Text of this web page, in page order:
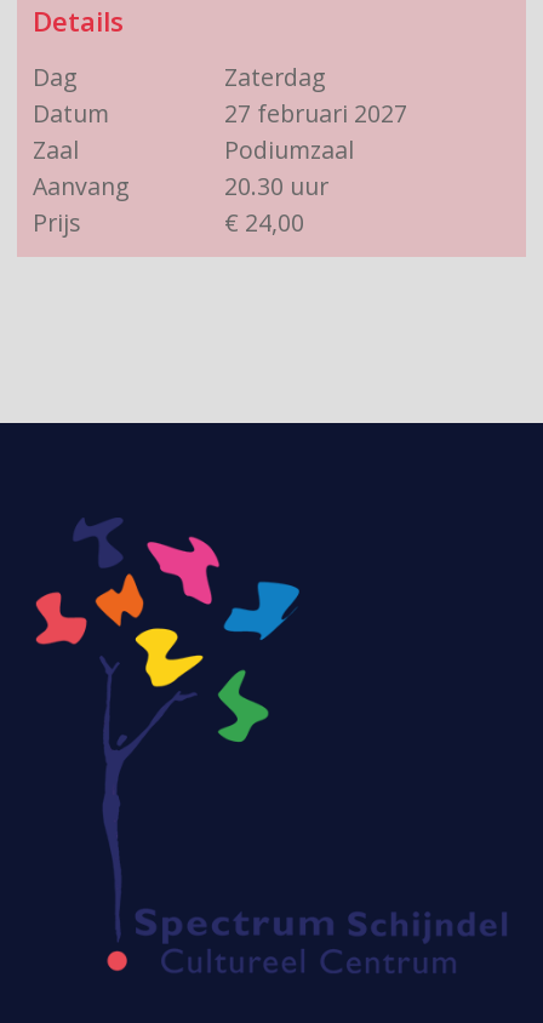
Details
Dag
Zaterdag
Datum
27 februari 2027
Zaal
Podiumzaal
Aanvang
20.30 uur
Prijs
€ 24,00